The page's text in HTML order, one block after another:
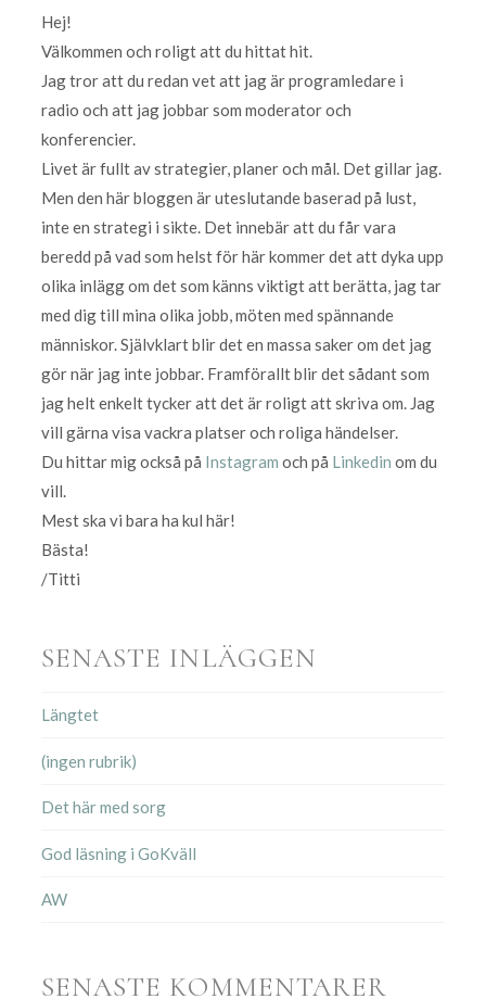
Hej!
Välkommen och roligt att du hittat hit.
Jag tror att du redan vet att jag är programledare i
radio och att jag jobbar som moderator och
konferencier.
Livet är fullt av strategier, planer och mål. Det gillar jag.
Men den här bloggen är uteslutande baserad på lust,
inte en strategi i sikte. Det innebär att du får vara
beredd på vad som helst för här kommer det att dyka upp
olika inlägg om det som känns viktigt att berätta, jag tar
med dig till mina olika jobb, möten med spännande
människor. Självklart blir det en massa saker om det jag
gör när jag inte jobbar. Framförallt blir det sådant som
jag helt enkelt tycker att det är roligt att skriva om. Jag
vill gärna visa vackra platser och roliga händelser.
Du hittar mig också på Instagram och på Linkedin om du
vill.
Mest ska vi bara ha kul här!
Bästa!
/Titti
SENASTE INLÄGGEN
Längtet
(ingen rubrik)
Det här med sorg
God läsning i GoKväll
AW
SENASTE KOMMENTARER